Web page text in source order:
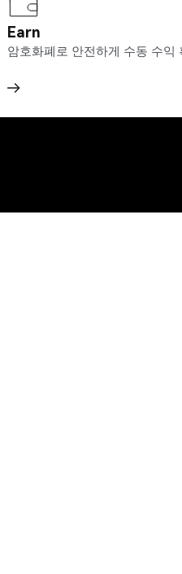
Earn
암호화폐로 안전하게 수동 수익